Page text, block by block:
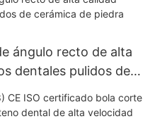
de reparación
ángulo recto de alta
dentales pulidos de
Mayoristas dentales